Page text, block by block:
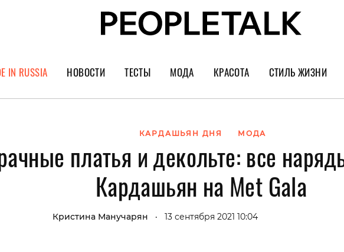
IN RUSSIA НОВОСТИ ТЕСТЫ МОДА
Тренды
Украшения и часы
КРАСОТА
Уход за лицом
Парфюм
Спорт
Диеты
СТИЛЬ ЖИЗНИ
Культура
Путешествия
Психология
КАРДАШЬЯН ДНЯ МОДА
платья и декольте: все
Кардашьян на Met Gala
Кристина Манучарян • 13 сентября 2021 10:04